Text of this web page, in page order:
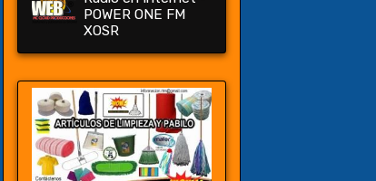
POWER ONE FM
XOSR